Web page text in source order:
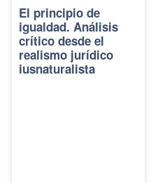
El principio de
igualdad. Análisis
crítico desde el
realismo jurídico
iusnaturalista